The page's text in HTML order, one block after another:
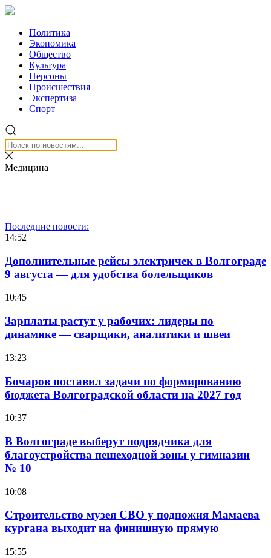
Политика
Экономика
Общество
Культура
Персоны
Происшествия
Экспертиза
Спорт
Медицина
Последние новости:
14:52
Дополнительные рейсы электричек в Волгограде
9 августа — для удобства болельщиков
10:45
Зарплаты растут у рабочих: лидеры по
динамике — сварщики, аналитики и швеи
13:23
Бочаров поставил задачи по формированию
бюджета Волгоградской области на 2027 год
10:37
В Волгограде выберут подрядчика для
благоустройства пешеходной зоны у гимназии
№ 10
10:08
Строительство музея СВО у подножия Мамаева
кургана выходит на финишную прямую
15:55